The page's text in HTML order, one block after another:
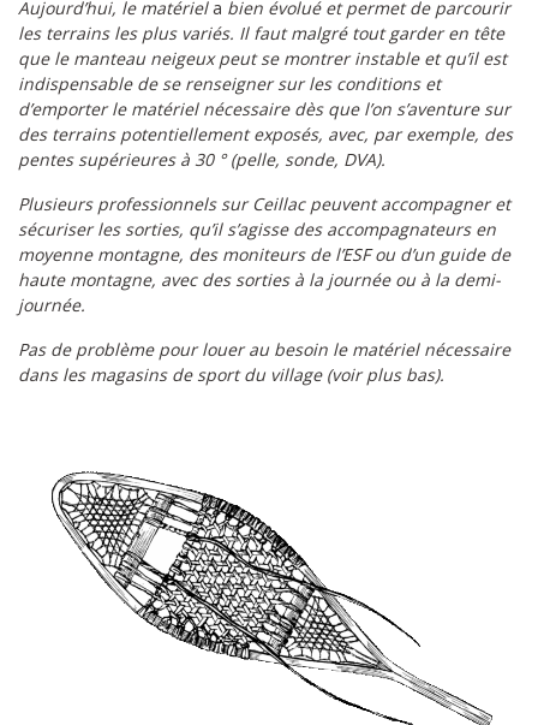
Aujourd’hui, le matériela bien évolué et permet de parcourir
les terrains les plus variés. Il faut malgré tout garder en tête
que le manteau neigeux peut se montrer instable et qu’il est
indispensable de se renseigner sur les conditions et
d’emporter le matériel nécessaire dès que l’on s’aventure sur
des terrains potentiellement exposés, avec, par exemple, des
pentes supérieures à 30 ° (pelle, sonde, DVA).
Plusieurs professionnels sur Ceillac peuvent accompagner et
sécuriser les sorties, qu’il s’agisse des accompagnateurs en
moyenne montagne, des moniteurs de l’ESF ou d’un guide de
haute montagne, avec des sorties à la journée ou à la demi-
journée.
Pas de problème pour louer au besoin le matériel nécessaire
dans les magasins de sport du village (voir plus bas).